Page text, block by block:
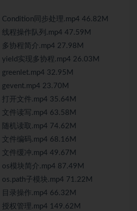
同步处理.mp4 46.82M
程操作队列.mp4 47.59M
协程简介.mp4 27.98M
实现多协程.mp4 26.03M
32.95M
23.70M
开文件.mp4 35.64M
件读写.mp4 63.58M
机读取.mp4 74.62M
件编码.mp4 68.16M
件缓冲.mp4 49.67M
模块简介.mp4 87.49M
子模块.mp4 71.22M
录操作.mp4 66.32M
权管理.mp4 149.62M